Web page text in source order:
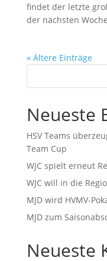
findet der letzte
der nächsten
« Ältere Einträge
Neueste
HSV Teams
Team Cup
WJC spielt erneut
WJC will in die
MJD wird HVMV-
MJD zum
Neueste